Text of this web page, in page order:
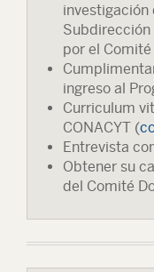
investigación
Subdirección
por el
ingreso al
Curriculum
CONACYT (
Entrevista
Obtener su
del Comité